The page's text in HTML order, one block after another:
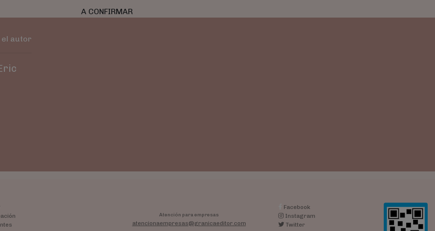
A CONFIRMAR
el autor
Atención para empresas
atencionaempresas@granicaeditor.com
Facebook
Instagram
Twitter